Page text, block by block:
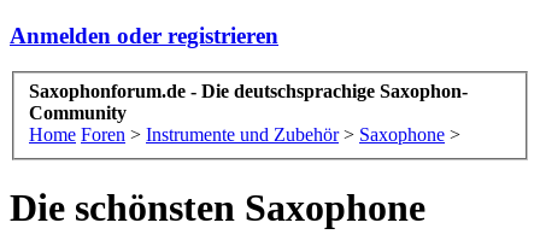
Anmelden oder registrieren
Saxophonforum.de - Die deutschsprachige Saxophon-
Community
Home Foren > Instrumente und Zubehör > Saxophone >
Die schönsten Saxophone